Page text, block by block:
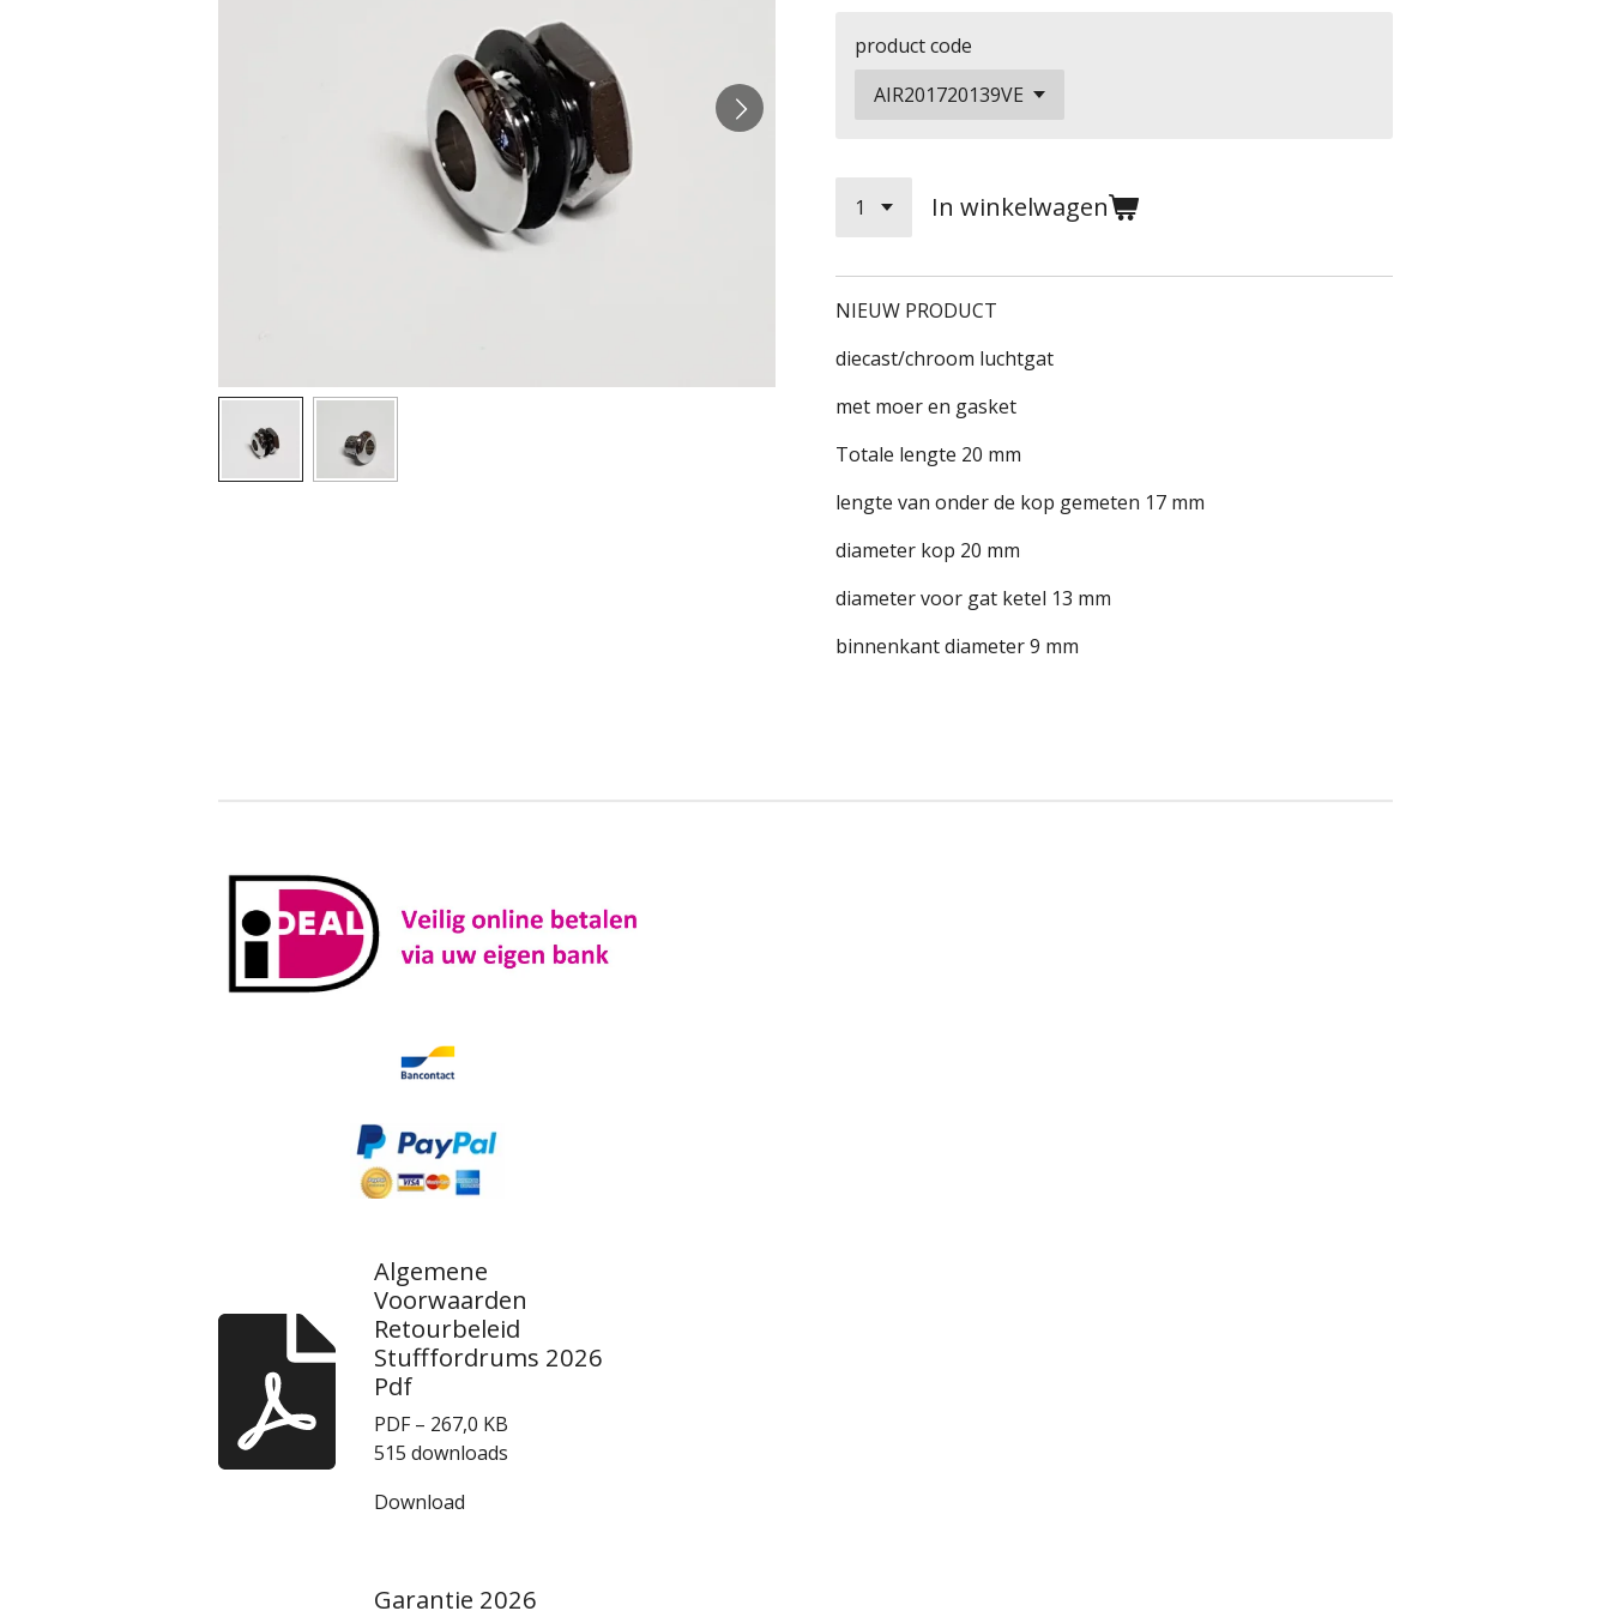
product code
In winkelwagen
NIEUW PRODUCT
diecast/chroom luchtgat
met moer en gasket
Totale lengte 20 mm
lengte van onder de kop gemeten 17 mm
diameter kop 20 mm
diameter voor gat ketel 13 mm
binnenkant diameter 9 mm
Algemene
Voorwaarden
Retourbeleid
Stufffordrums 2026
Pdf
PDF – 267,0 KB
515 downloads
Download
Garantie 2026